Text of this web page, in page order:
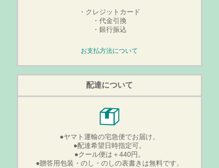
・クレジットカード
・代金引換
・銀行振込
お支払方法について
配達について
●ヤマト運輸の宅急便でお届け。
●配達希望日時指定可。
●クール便は＋440円。
●贈答用包装・のし・のしの表書きは無料です。